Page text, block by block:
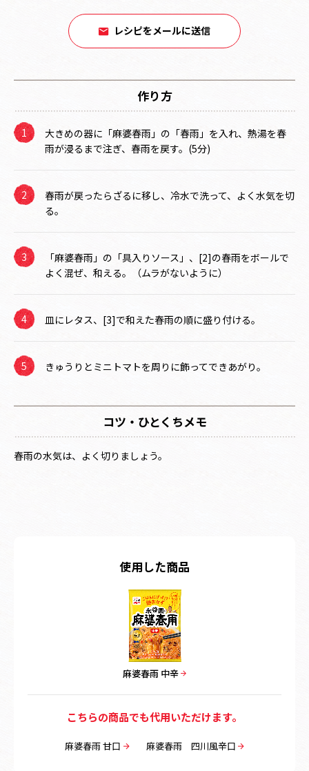
レシピをメールに送信
作り方
大きめの器に「麻婆春雨」の「春雨」を入れ、熱湯を春
雨が浸るまで注ぎ、春雨を戻す。(5分)
春雨が戻ったらざるに移し、冷水で洗って、よく水気を切
る。
「麻婆春雨」の「具入りソース」、[2]の春雨をボールで
よく混ぜ、和える。（ムラがないように）
皿にレタス、[3]で和えた春雨の順に盛り付ける。
きゅうりとミニトマトを周りに飾ってできあがり。
コツ・ひとくちメモ
春雨の水気は、よく切りましょう。
使用した商品
麻婆春雨 中辛
こちらの商品でも代用いただけます。
麻婆春雨 甘口 麻婆春雨 四川風辛口